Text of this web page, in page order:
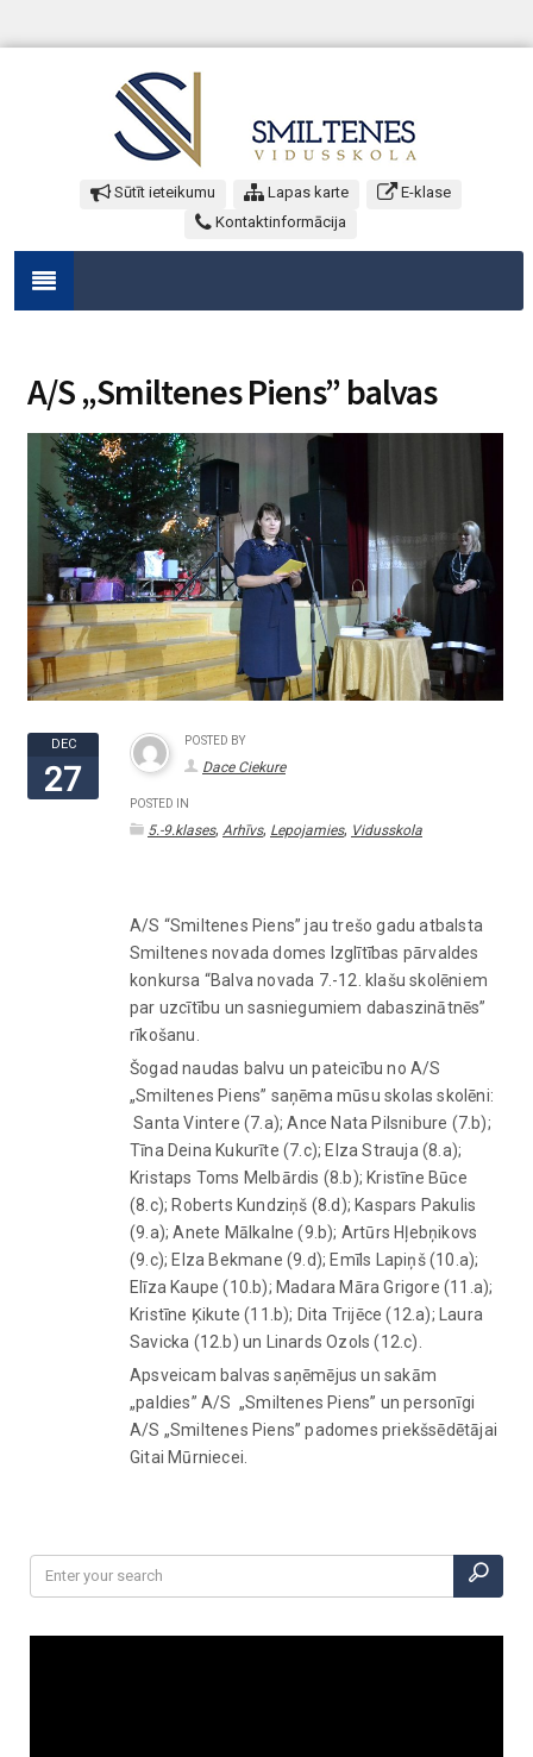
Sūtīt ieteikumu Lapas karte
E-klase
Kontaktinformācija
A/S „Smiltenes Piens” balvas
DEC
27
POSTED BY
Dace Ciekure
POSTED IN
5.-9.klases, Arhīvs, Lepojamies, Vidusskola
A/S “Smiltenes Piens” jau trešo gadu atbalsta
Smiltenes novada domes Izglītības pārvaldes
konkursa “Balva novada 7.-12. klašu skolēniem
par uzcītību un sasniegumiem dabaszinātnēs”
rīkošanu.
Šogad naudas balvu un pateicību no A/S
„Smiltenes Piens” saņēma mūsu skolas skolēni:
Santa Vintere (7.a); Ance Nata Pilsnibure (7.b);
Tīna Deina Kukurīte (7.c); Elza Strauja (8.a);
Kristaps Toms Melbārdis (8.b); Kristīne Būce
(8.c); Roberts Kundziņš (8.d); Kaspars Pakulis
(9.a); Anete Mālkalne (9.b); Artūrs Hļebņikovs
(9.c); Elza Bekmane (9.d); Emīls Lapiņš (10.a);
Elīza Kaupe (10.b); Madara Māra Grigore (11.a);
Kristīne Ķikute (11.b); Dita Trijēce (12.a); Laura
Savicka (12.b) un Linards Ozols (12.c).
Apsveicam balvas saņēmējus un sakām
„paldies” A/S „Smiltenes Piens” un personīgi
A/S „Smiltenes Piens” padomes priekšsēdētājai
Gitai Mūrniecei.